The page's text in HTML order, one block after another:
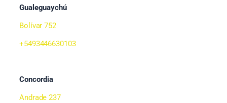
Gualeguaychú
Bolívar 752
+5493446630103
Concordia
Andrade 237